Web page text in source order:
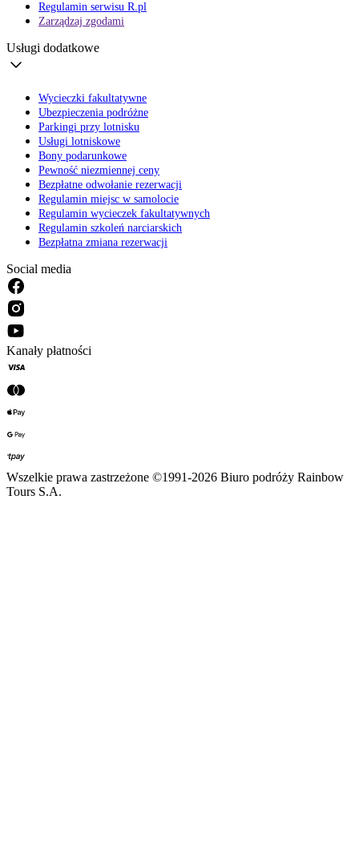
Regulamin serwisu R.pl
Zarządzaj zgodami
Usługi dodatkowe
Wycieczki fakultatywne
Ubezpieczenia podróżne
Parkingi przy lotnisku
Usługi lotniskowe
Bony podarunkowe
Pewność niezmiennej ceny
Bezpłatne odwołanie rezerwacji
Regulamin miejsc w samolocie
Regulamin wycieczek fakultatywnych
Regulamin szkoleń narciarskich
Bezpłatna zmiana rezerwacji
Social media
Kanały płatności
Wszelkie prawa zastrzeżone ©1991-2026 Biuro podróży Rainbow
Tours S.A.